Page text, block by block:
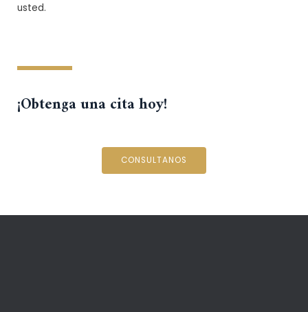
usted.
¡Obtenga una cita hoy!
CONSULTANOS